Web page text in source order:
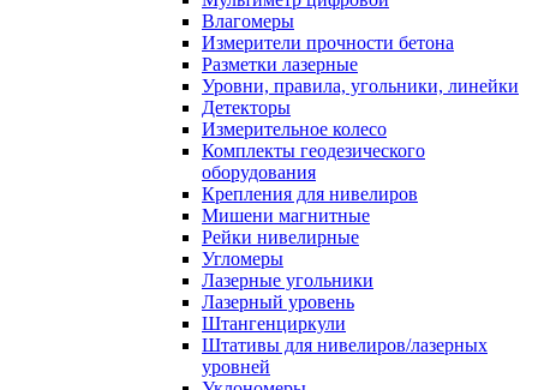
Влагомеры
Измерители прочности бетона
Разметки лазерные
Уровни, правила, угольники, линейки
Детекторы
Измерительное колесо
Комплекты геодезического
оборудования
Крепления для нивелиров
Мишени магнитные
Рейки нивелирные
Угломеры
Лазерные угольники
Лазерный уровень
Штангенциркули
Штативы для нивелиров/лазерных
уровней